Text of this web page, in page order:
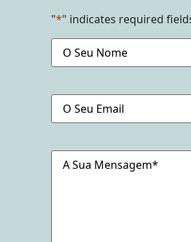
"*" indicates required
O
Seu
Nome
O
Seu
Email
A
Sua